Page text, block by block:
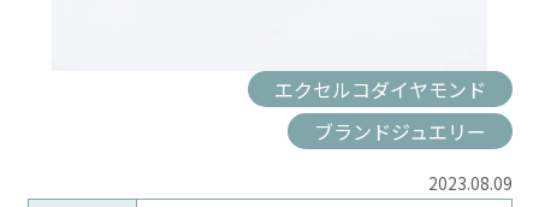
エクセルコダイヤモンド
ブランドジュエリー
2023.08.09